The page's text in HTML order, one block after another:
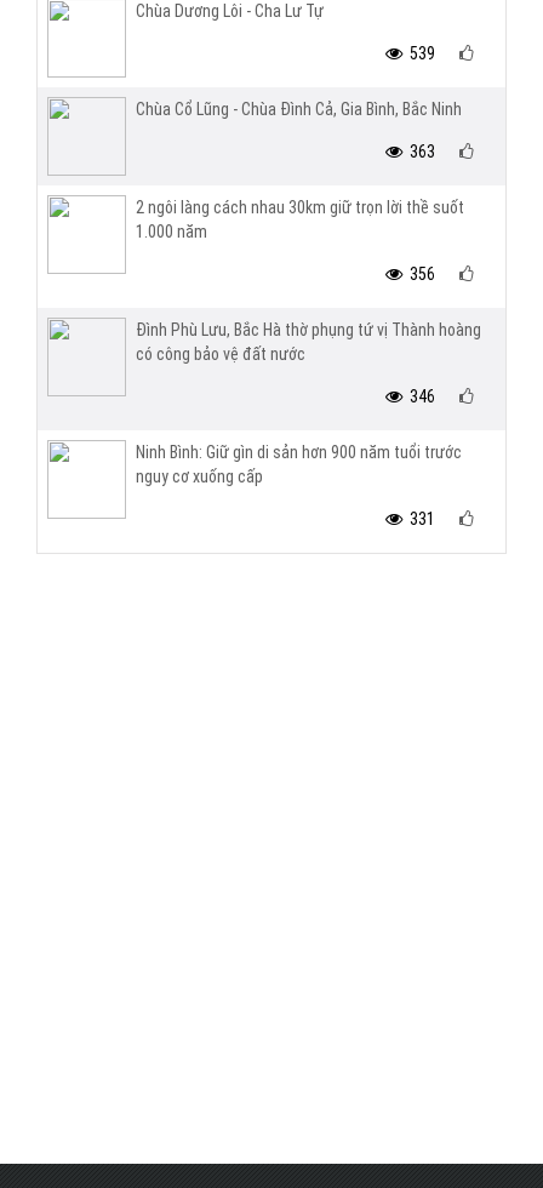
Chùa Dương Lôi - Cha Lư Tự
539
Chùa Cổ Lũng - Chùa Đình Cả, Gia Bình, Bắc Ninh
363
2 ngôi làng cách nhau 30km giữ trọn lời thề suốt
1.000 năm
356
Đình Phù Lưu, Bắc Hà thờ phụng tứ vị Thành hoàng
có công bảo vệ đất nước
346
Ninh Bình: Giữ gìn di sản hơn 900 năm tuổi trước
nguy cơ xuống cấp
331